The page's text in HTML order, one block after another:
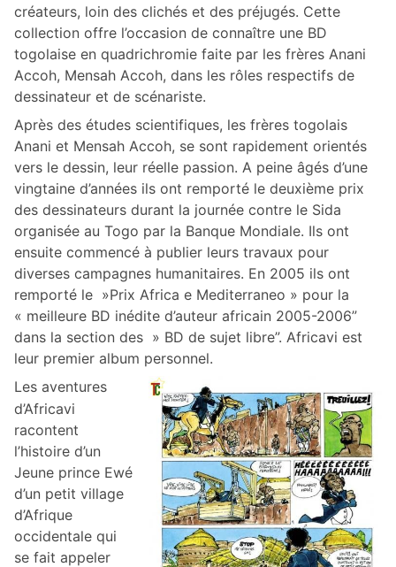
créateurs, loin des clichés et des préjugés. Cette
collection offre l’occasion de connaître une BD
togolaise en quadrichromie faite par les frères Anani
Accoh, Mensah Accoh, dans les rôles respectifs de
dessinateur et de scénariste.
Après des études scientifiques, les frères togolais
Anani et Mensah Accoh, se sont rapidement orientés
vers le dessin, leur réelle passion. A peine âgés d’une
vingtaine d’années ils ont remporté le deuxième prix
des dessinateurs durant la journée contre le Sida
organisée au Togo par la Banque Mondiale. Ils ont
ensuite commencé à publier leurs travaux pour
diverses campagnes humanitaires. En 2005 ils ont
remporté le »Prix Africa e Mediterraneo » pour la
« meilleure BD inédite d’auteur africain 2005-2006”
dans la section des » BD de sujet libre”. Africavi est
leur premier album personnel.
Les aventures
d’Africavi
racontent
l’histoire d’un
Jeune prince Ewé
d’un petit village
d’Afrique
occidentale qui
se fait appeler